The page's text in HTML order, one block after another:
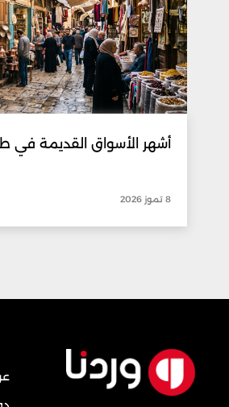
أشهر الأسواق القديمة في
8 تموز 2026